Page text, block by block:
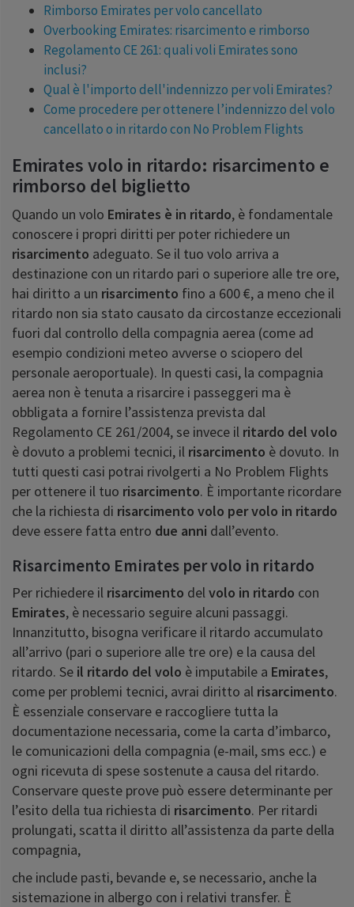
Rimborso Emirates per volo cancellato
Overbooking Emirates: risarcimento e rimborso
Regolamento CE 261: quali voli Emirates sono
inclusi?
Qual è l'importo dell'indennizzo per voli Emirates?
Come procedere per ottenere l’indennizzo del volo
cancellato o in ritardo con No Problem Flights
Emirates volo in ritardo: risarcimento e
rimborso del biglietto
Quando un volo Emirates è in ritardo, è fondamentale
conoscere i propri diritti per poter richiedere un
risarcimento adeguato. Se il tuo volo arriva a
destinazione con un ritardo pari o superiore alle tre ore,
hai diritto a un risarcimento fino a 600 €, a meno che il
ritardo non sia stato causato da circostanze eccezionali
fuori dal controllo della compagnia aerea (come ad
esempio condizioni meteo avverse o sciopero del
personale aeroportuale). In questi casi, la compagnia
aerea non è tenuta a risarcire i passeggeri ma è
obbligata a fornire l’assistenza prevista dal
Regolamento CE 261/2004, se invece il ritardo del volo
è dovuto a problemi tecnici, il risarcimento è dovuto. In
tutti questi casi potrai rivolgerti a No Problem Flights
per ottenere il tuo risarcimento. È importante ricordare
che la richiesta di risarcimento volo per volo in ritardo
deve essere fatta entro due anni dall’evento.
Risarcimento Emirates per volo in ritardo
Per richiedere il risarcimento delvolo in ritardo con
Emirates, è necessario seguire alcuni passaggi.
Innanzitutto, bisogna verificare il ritardo accumulato
all’arrivo (pari o superiore alle tre ore) e la causa del
ritardo. Se il ritardo del volo è imputabile a Emirates,
come per problemi tecnici, avrai diritto al risarcimento.
È essenziale conservare e raccogliere tutta la
documentazione necessaria, come la carta d’imbarco,
le comunicazioni della compagnia (e-mail, sms ecc.) e
ogni ricevuta di spese sostenute a causa del ritardo.
Conservare queste prove può essere determinante per
l’esito della tua richiesta di risarcimento. Per ritardi
prolungati, scatta il diritto all’assistenza da parte della
compagnia,
che include pasti, bevande e, se necessario, anche la
sistemazione in albergo con i relativi transfer. È